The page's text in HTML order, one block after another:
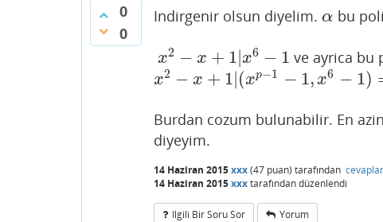
0
0
Indirgenir olsun diyelim. α
α bu
x2 − x + 1|x6 − 1
x2− x+ 1| x6 −1 ve ayrica bu
x2 − x + 1 (xp−1 − 1, x6 − 1)
x2− x+ 1| (xp− 1−1,x6 −1) =x(p− 1,6 −1
Burdan cozum bulunabilir. En
diyeyim.
14 Haziran 2015xxx(47 puan) tarafından
14 Haziran 2015xxxtarafındandüzenlendi
Ilgili Bir Soru Sor Yorum